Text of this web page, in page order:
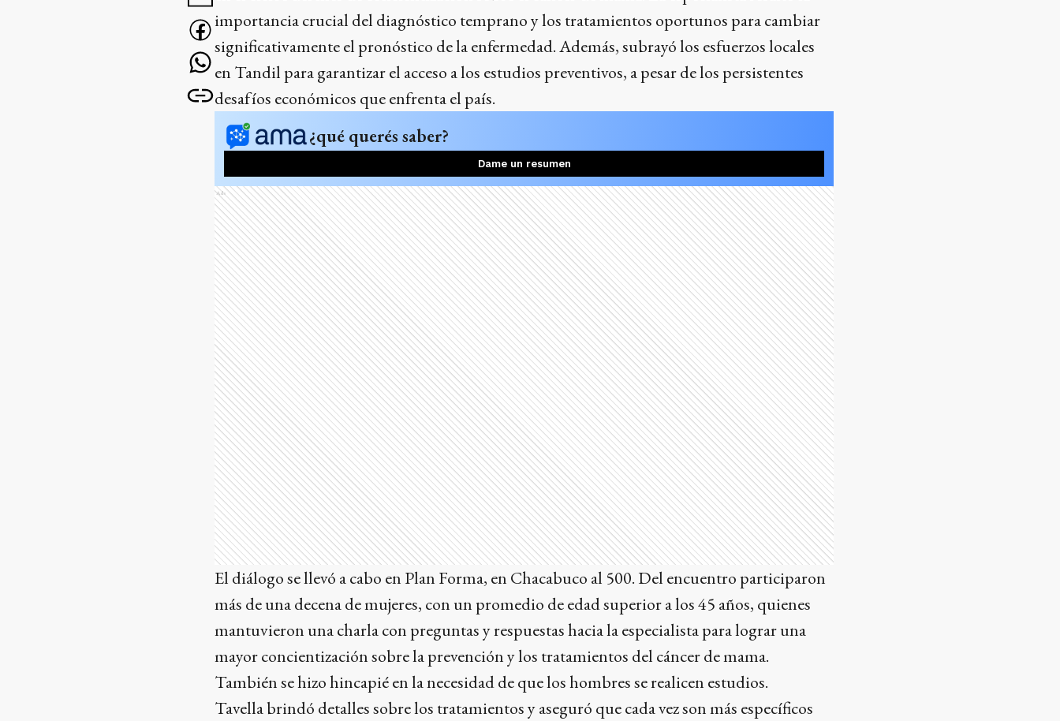
importancia crucial del diagnóstico temprano y los tratamientos oportunos para cambiar
significativamente el pronóstico de la enfermedad. Además, subrayó los esfuerzos locales
en Tandil para garantizar el acceso a los estudios preventivos, a pesar de los persistentes
desafíos económicos que enfrenta el país.
¿qué querés saber?
Dame un resumen
Ads
El diálogo se llevó a cabo en Plan Forma, en Chacabuco al 500. Del encuentro participaron
más de una decena de mujeres, con un promedio de edad superior a los 45 años, quienes
mantuvieron una charla con preguntas y respuestas hacia la especialista para lograr una
mayor concientización sobre la prevención y los tratamientos del cáncer de mama.
También se hizo hincapié en la necesidad de que los hombres se realicen estudios.
Tavella brindó detalles sobre los tratamientos y aseguró que cada vez son más específicos